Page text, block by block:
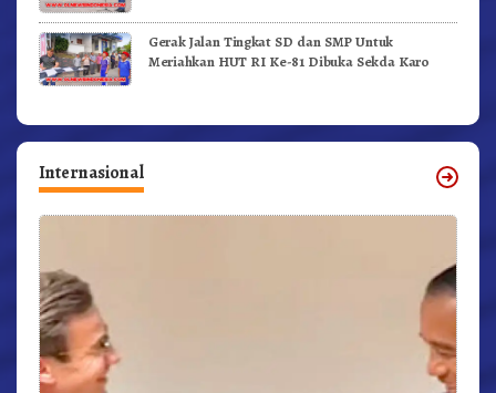
Gerak Jalan Tingkat SD dan SMP Untuk
Meriahkan HUT RI Ke-81 Dibuka Sekda Karo
Internasional